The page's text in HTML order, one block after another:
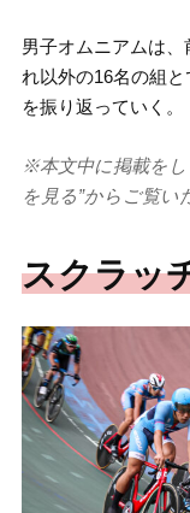
男子オムニアムは
れ以外の16名の組
を振り返っていく。
※本文中に掲載をし
を見る”からご覧い
スクラッ